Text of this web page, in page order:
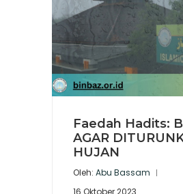
Faedah Hadits:
AGAR
HUJAN
Oleh: Abu Bassam
16 Oktober 2023